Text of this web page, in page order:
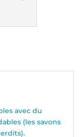
avec du
(les savons